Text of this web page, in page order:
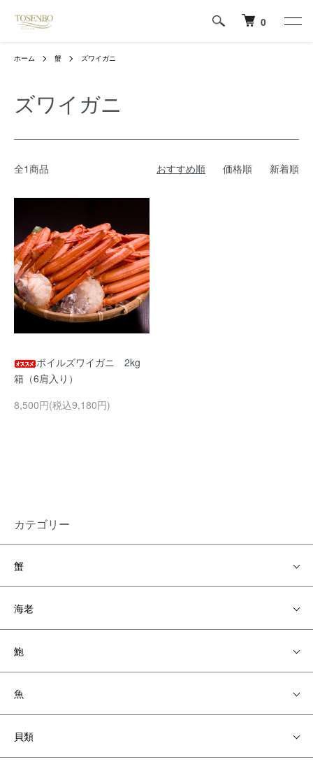
0
ホーム 蟹 ズワイガニ
ズワイガニ
全1商品 おすすめ順 価格順 新着順
ボイルズワイガニ 2kg
箱（6肩入り）
8,500円(税込9,180円)
カテゴリー
蟹
海老
鮑
魚
貝類